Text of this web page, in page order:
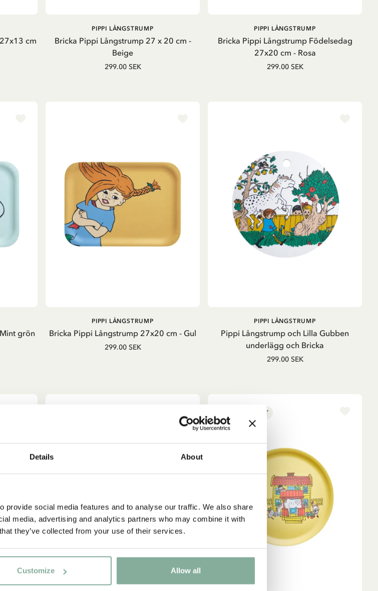
Details About
provide social media features and to analyse our traffic. We also share
media, advertising and analytics partners who may combine it with
they’ve collected from your use of their services.
Customize Allow all
cm
LÄGG I VARUKORG
Bricka Pippi Långstrump 27 x 20 cm -
Beige
PIPPI LÅNGSTRUMP
299.00 SEK
LÄGG I VARUKORG
Bricka Pippi Långstrump Födelsedag
27x20 cm - Rosa
PIPPI LÅNGSTRUMP
299.00 SEK
grön
LÄGG I VARUKORG
Bricka Pippi Långstrump 27x20 cm - Gul
PIPPI LÅNGSTRUMP
299.00 SEK
LÄGG I VARUKORG
Pippi Långstrump och Lilla Gubben
underlägg och Bricka
PIPPI LÅNGSTRUMP
299.00 SEK
NYINKOMMET